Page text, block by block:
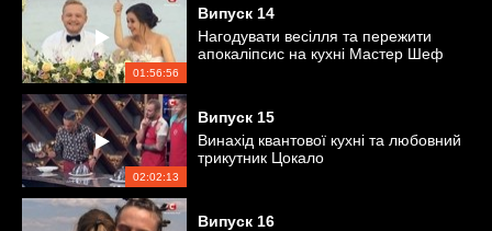
01:56:56
Випуск 14
Нагодувати весілля та пережити
апокаліпсис на кухні Мастер Шеф
02:02:13
Випуск 15
Винахід квантової кухні та любовний
трикутник Цокало
Випуск 16